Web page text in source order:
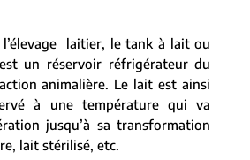
l’élevage laitier, le tank à lait ou
un réservoir réfrigérateur du
animalière. Le lait est ainsi
à une température qui va
jusqu’à sa transformation
lait stérilisé, etc.